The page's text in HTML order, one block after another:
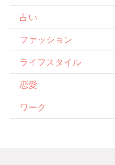
占い
ファッション
ライフスタイル
恋愛
ワーク